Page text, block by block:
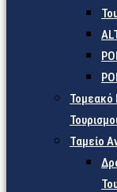
Τομεακό
Ταμείο